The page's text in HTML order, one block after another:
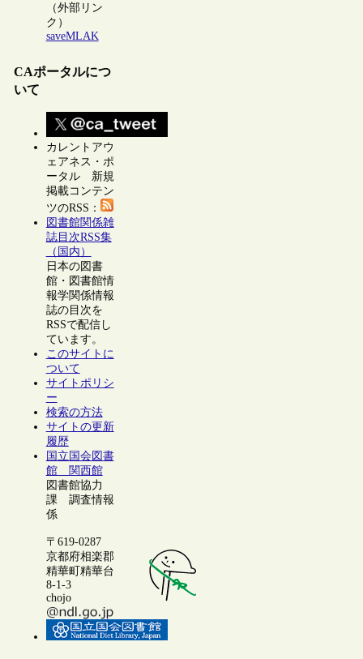
（外部リン
ク）
saveMLAK
CAポータルにつ
いて
カレントアウ
ェアネス・ポ
ータル 新規
掲載コンテン
ツのRSS：
図書館関係雑
誌目次RSS集
（国内）
日本の図書
館・図書館情
報学関係情報
誌の目次を
RSSで配信し
ています。
このサイトに
ついて
サイトポリシ
ー
検索の方法
サイトの更新
履歴
国立国会図書
館 関西館
図書館協力
課 調査情報
係
〒619-0287
京都府相楽郡
精華町精華台
8-1-3
chojo